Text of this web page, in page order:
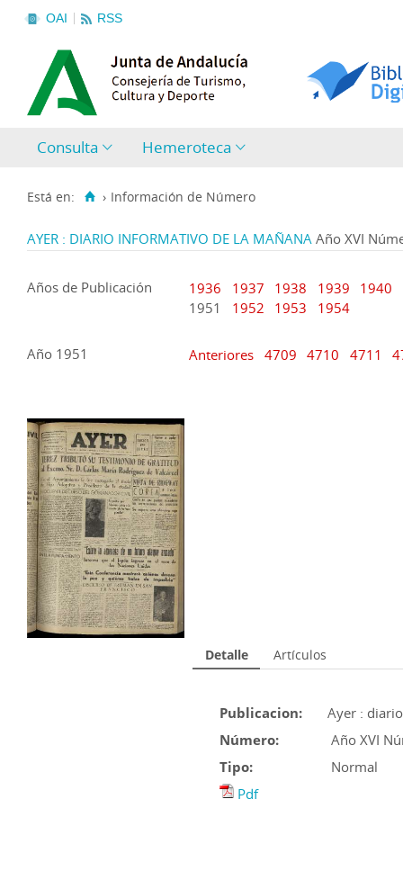
OAI RSS
Consulta Hemeroteca
Está en: › Información de Número
AYER : DIARIO INFORMATIVO DE LA MAÑANA Año XVI
Años de Publicación 1936 1937 1938 1939 1940
1951
1952 1953 1954
Año 1951 Anteriores 4709 4710 4711
Detalle Artículos
Publicacion:
Ayer :
Número:
Año XVI
Tipo:
Normal
Pdf